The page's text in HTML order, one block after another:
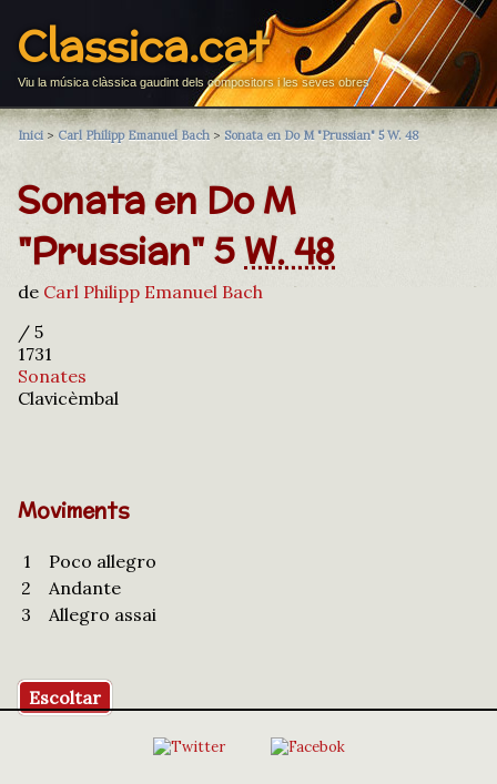
Classica.cat
Viu la música clàssica gaudint dels compositors i les seves obres
Inici > Carl Philipp Emanuel Bach > Sonata en Do M "Prussian" 5 W. 48
Sonata en Do M
"Prussian" 5W. 48
de Carl Philipp Emanuel Bach
/ 5
1731
Sonates
Clavicèmbal
Moviments
1
Poco allegro
2
Andante
3
Allegro assai
Escoltar